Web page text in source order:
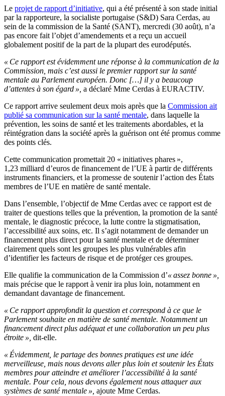
Le projet de rapport d’initiative, qui a été présenté à son stade initial
par la rapporteure, la socialiste portugaise (S&D) Sara Cerdas, au
sein de la commission de la Santé (SANT), mercredi (30 août), n’a
pas encore fait l’objet d’amendements et a reçu un accueil
globalement positif de la part de la plupart des eurodéputés.
« Ce rapport est évidemment une réponse à la communication de la
Commission, mais c’est aussi le premier rapport sur la santé
mentale au Parlement européen. Donc […] il y a beaucoup
d’attentes à son égard », a déclaré Mme Cerdas à EURACTIV.
Ce rapport arrive seulement deux mois après que la Commission ait
publié sa communication sur la santé mentale, dans laquelle la
prévention, les soins de santé et les traitements abordables, et la
réintégration dans la société après la guérison ont été promus comme
des points clés.
Cette communication promettait 20 « initiatives phares »,
1,23 milliard d’euros de financement de l’UE à partir de différents
instruments financiers, et la promesse de soutenir l’action des États
membres de l’UE en matière de santé mentale.
Dans l’ensemble, l’objectif de Mme Cerdas avec ce rapport est de
traiter de questions telles que la prévention, la promotion de la santé
mentale, le diagnostic précoce, la lutte contre la stigmatisation,
l’accessibilité aux soins, etc. Il s’agit notamment de demander un
financement plus direct pour la santé mentale et de déterminer
clairement quels sont les groupes les plus vulnérables afin
d’identifier les facteurs de risque et de protéger ces groupes.
Elle qualifie la communication de la Commission d’« assez bonne »,
mais précise que le rapport à venir ira plus loin, notamment en
demandant davantage de financement.
« Ce rapport approfondit la question et correspond à ce que le
Parlement souhaite en matière de santé mentale. Notamment un
financement direct plus adéquat et une collaboration un peu plus
étroite », dit-elle.
« Évidemment, le partage des bonnes pratiques est une idée
merveilleuse, mais nous devons aller plus loin et soutenir les États
membres pour atteindre et améliorer l’accessibilité à la santé
mentale. Pour cela, nous devons également nous attaquer aux
systèmes de santé mentale », ajoute Mme Cerdas.